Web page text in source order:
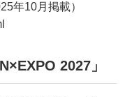
年10月掲載）
2027」